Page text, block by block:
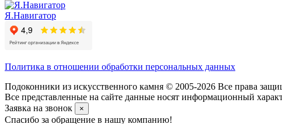
Я.Навигатор
Политика в отношении обработки персональных данных
Подоконники из искусственного камня © 2005-2026 Все права
Все представленные на сайте данные носят информационный
Заявка на звонок
×
Спасибо за обращение в нашу компанию!